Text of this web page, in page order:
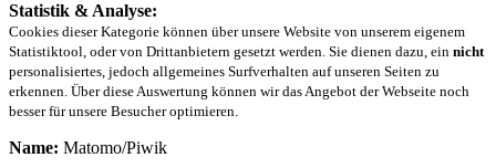
Statistik & Analyse:
Cookies dieser Kategorie können über unsere Website von unserem eigenem
Statistiktool, oder von Drittanbietern gesetzt werden. Sie dienen dazu, ein nicht
personalisiertes, jedoch allgemeines Surfverhalten auf unseren Seiten zu
erkennen. Über diese Auswertung können wir das Angebot der Webseite noch
besser für unsere Besucher optimieren.
Name: Matomo/Piwik